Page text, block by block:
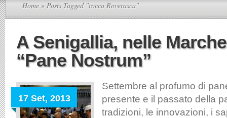
Home » Posts Tagged "rocca Roverasca"
A Senigallia, nelle
“Pane Nostrum”
17 Set, 2013
Settembre al profumo di
presente e il passato della
tradizioni, le innovazioni, i